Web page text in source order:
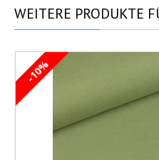
WEITERE PRODUKTE
-10%